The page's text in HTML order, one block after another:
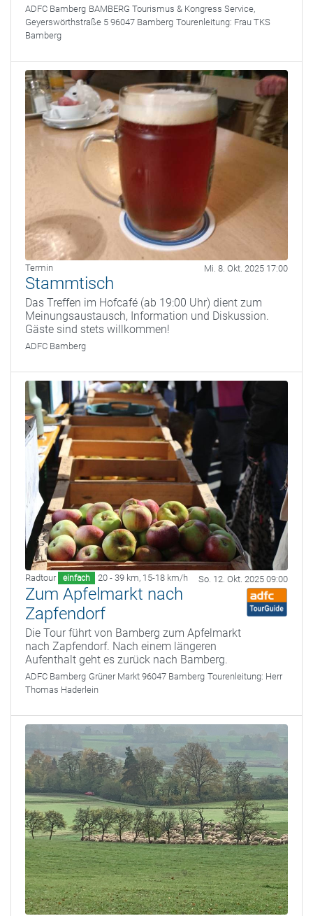
ADFC Bamberg BAMBERG Tourismus & Kongress Service,
Geyerswörthstraße 5 96047 Bamberg Tourenleitung: Frau TKS
Bamberg
Termin Mi. 8. Okt. 2025 17:00
Stammtisch
Das Treffen im Hofcafé (ab 19:00 Uhr) dient zum
Meinungsaustausch, Information und Diskussion.
Gäste sind stets willkommen!
ADFC Bamberg
Radtour einfach 20 - 39 km, 15-18 km/h So. 12. Okt. 2025 09:00
Zum Apfelmarkt nach
Zapfendorf
Die Tour führt von Bamberg zum Apfelmarkt
nach Zapfendorf. Nach einem längeren
Aufenthalt geht es zurück nach Bamberg.
ADFC Bamberg Grüner Markt 96047 Bamberg Tourenleitung: Herr
Thomas Haderlein